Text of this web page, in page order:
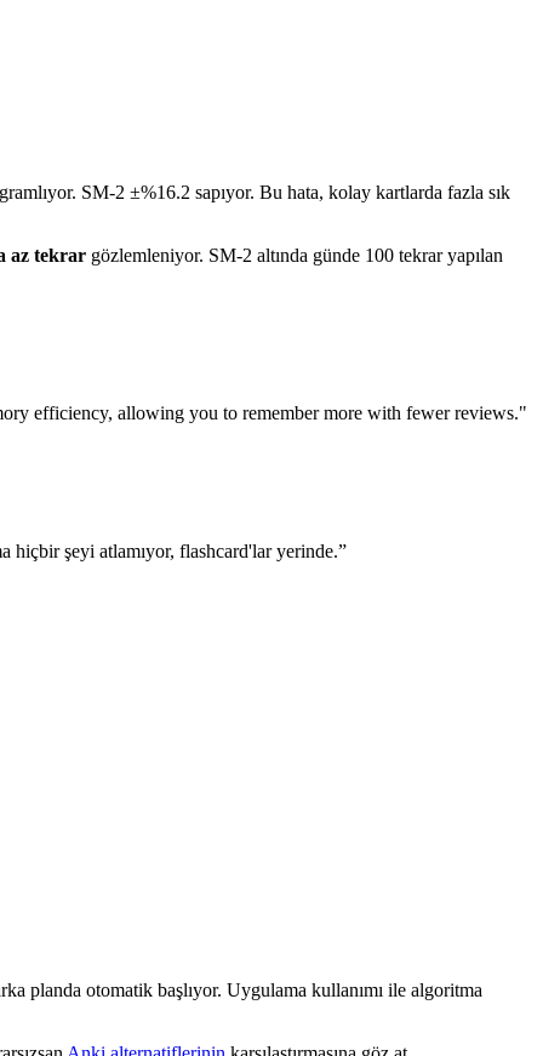
SM-2 ±%16.2 sapıyor. Bu hata, kolay kartlarda fazla sık
az tekrar gözlemleniyor. SM-2 altında günde 100 tekrar yapılan
efficiency, allowing you to remember more with fewer reviews."
hiçbir şeyi atlamıyor, flashcard'lar yerinde.”
planda otomatik başlıyor. Uygulama kullanımı ile algoritma